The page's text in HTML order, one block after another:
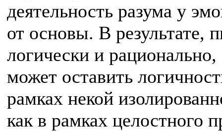
деятельность разума у
от основы. В результате,
логически и
может оставить
рамках некой
как в рамках целостного